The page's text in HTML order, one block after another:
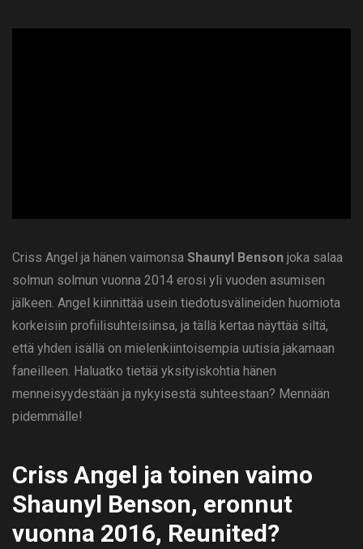
Criss Angel ja hänen vaimonsa Shaunyl Benson joka salaa
solmun solmun vuonna 2014 erosi yli vuoden asumisen
jälkeen. Angel kiinnittää usein tiedotusvälineiden huomiota
korkeisiin profiilisuhteisiinsa, ja tällä kertaa näyttää siltä, ​​
että yhden isällä on mielenkiintoisempia uutisia jakamaan
faneilleen. Haluatko tietää yksityiskohtia hänen
menneisyydestään ja nykyisestä suhteestaan? Mennään
pidemmälle!
Criss Angel ja toinen vaimo
Shaunyl Benson, eronnut
vuonna 2016, Reunited?